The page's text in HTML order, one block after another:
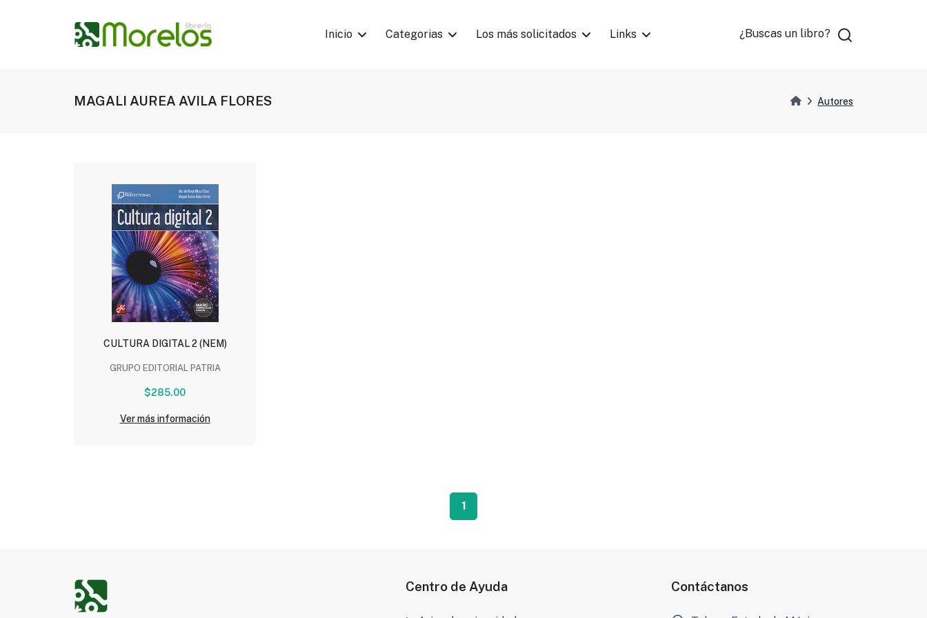
Inicio Categorias Los más solicitados Links ¿Buscas un libro?
MAGALI AUREA AVILA FLORES Autores
CULTURA DIGITAL 2 (NEM)
GRUPO EDITORIAL PATRIA
$285.00
Ver más información
1
Centro de Ayuda Contáctanos